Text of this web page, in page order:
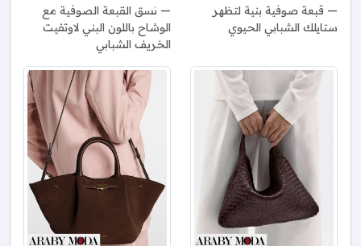
قبعة صوفية بنية لتظهر
ستايلك الشبابي الحيوي
نسق القبعة الصوفية مع
الوشاح باللون البني لاوتفيت
الخريف الشبابي